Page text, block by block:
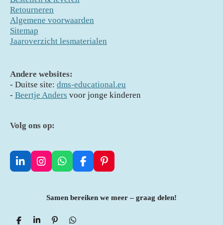
Retourneren
Algemene voorwaarden
Sitemap
Jaaroverzicht lesmaterialen
Andere websites:
- Duitse site: dms-educational.eu
- Beertje Anders voor jonge kinderen
Volg ons op:
L
i
I
I
n
W
h
s
F
a
e
b
P
i
e
Samen bereiken we meer – graag delen!
D S P D